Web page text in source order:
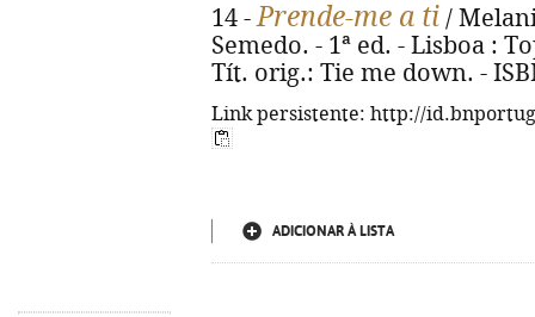
14 -Prende-me a ti /
Semedo. - 1ª ed. - Lisboa :
Tít. orig.: Tie me down. -
Link persistente: http://
ADICIONAR À LISTA